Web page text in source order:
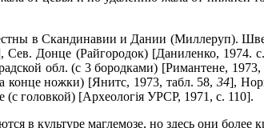
в Скандинавии и Дании (Миллеруп).
Донце (Райгородок) [Даниленко, 1974.
обл. (с 3 бородками) [Римантене, 1973,
ножки) [Янитс, 1973, табл. 58, 34],
(с головкой) [Археологiя УРСР, 1971, с. 110].
в культуре маглемозе, но здесь они